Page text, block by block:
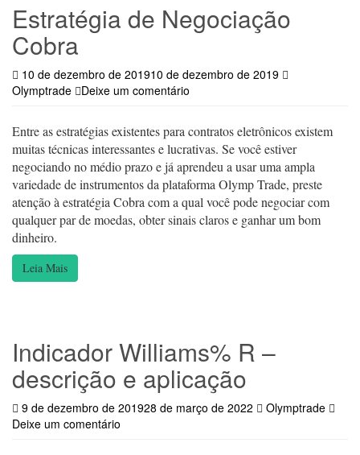
Estratégia de Negociação
Cobra
10 de dezembro de 201910 de dezembro de 2019
Olymptrade
Deixe um comentário
Entre as estratégias existentes para contratos eletrônicos existem
muitas técnicas interessantes e lucrativas. Se você estiver
negociando no médio prazo e já aprendeu a usar uma ampla
variedade de instrumentos da plataforma Olymp Trade, preste
atenção à estratégia Cobra com a qual você pode negociar com
qualquer par de moedas, obter sinais claros e ganhar um bom
dinheiro.
Leia Mais
Indicador Williams% R –
descrição e aplicação
9 de dezembro de 201928 de março de 2022
Olymptrade
Deixe um comentário